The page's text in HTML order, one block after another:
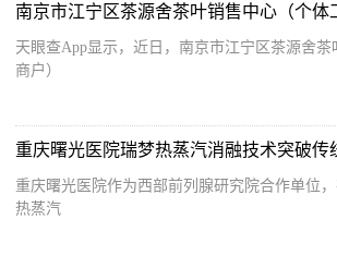
天眼查App显示，近日，南京市江宁区茶源舍
商户）
重庆曙光医院作为西部前列腺研究院合作单位
热蒸汽